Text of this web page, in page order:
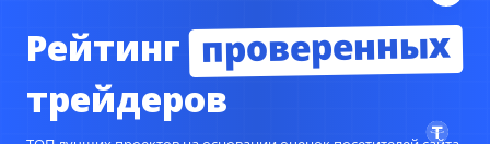
Рейтинг проверенных
трейдеров